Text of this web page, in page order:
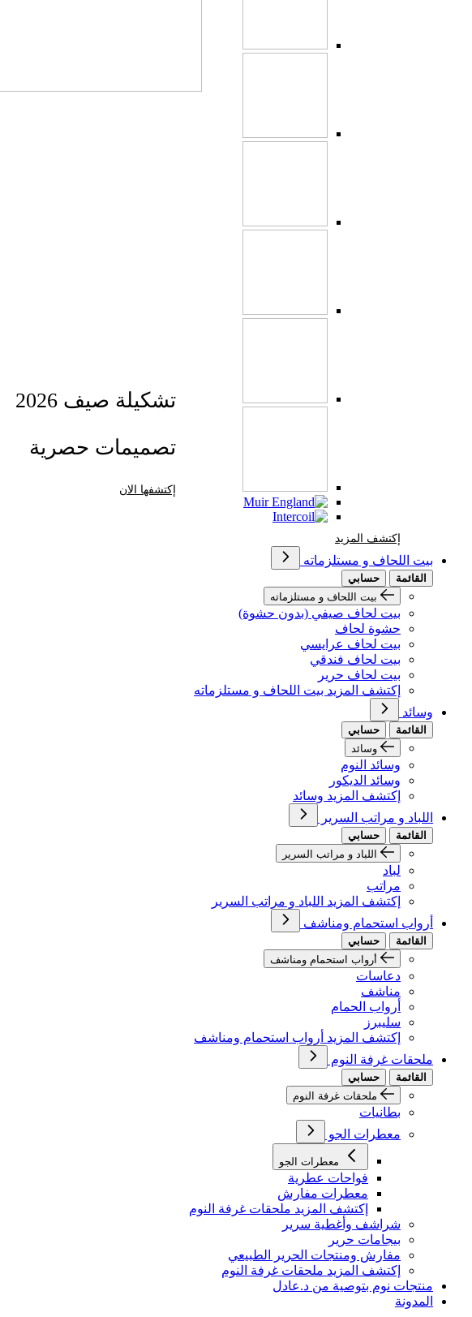
إكتشف المزيد
تشكيلة صيف 2026
تصميمات حصرية
إكتشفها الان
بيت اللحاف و مستلزماته
القائمة
حسابي
بيت اللحاف و مستلزماته
بيت لحاف صيفي (بدون حشوة)
حشوة لحاف
بيت لحاف عرايسي
بيت لحاف فندقي
بيت لحاف حرير
إكتشف المزيد بيت اللحاف و مستلزماته
وسائد
القائمة
حسابي
وسائد
وسائد النوم
وسائد الديكور
إكتشف المزيد وسائد
اللباد و مراتب السرير
القائمة
حسابي
اللباد و مراتب السرير
لباد
مراتب
إكتشف المزيد اللباد و مراتب السرير
أرواب استحمام ومناشف
القائمة
حسابي
أرواب استحمام ومناشف
دعاسات
مناشف
أرواب الحمام
سليبرز
إكتشف المزيد أرواب استحمام ومناشف
ملحقات غرفة النوم
القائمة
حسابي
ملحقات غرفة النوم
بطانيات
معطرات الجو
معطرات الجو
فواحات عطرية
معطرات مفارش
إكتشف المزيد ملحقات غرفة النوم
شراشف وأغطية سرير
بيجامات حرير
مفارش ومنتجات الحرير الطبيعي
إكتشف المزيد ملحقات غرفة النوم
منتجات نوم بتوصية من د.عادل
المدونة